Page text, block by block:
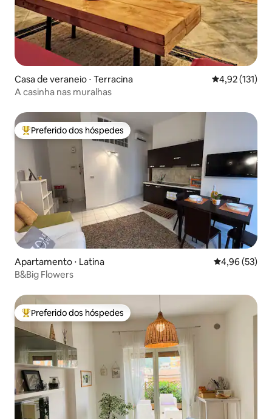
Casa de veraneio ⋅ Terracina 4,92 de uma
4,92 (131)
A casinha nas muralhas
Entre os melhores preferidos dos hóspedes
Preferido dos hóspedes
Apartamento ⋅ Latina 4,96 de uma
4,96 (53)
B&Big Flowers
Entre os melhores preferidos dos hóspedes
Preferido dos hóspedes